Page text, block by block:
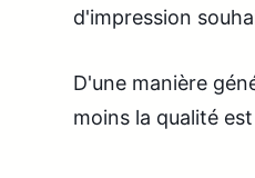
d'impression
D'une manière
moins la qualité